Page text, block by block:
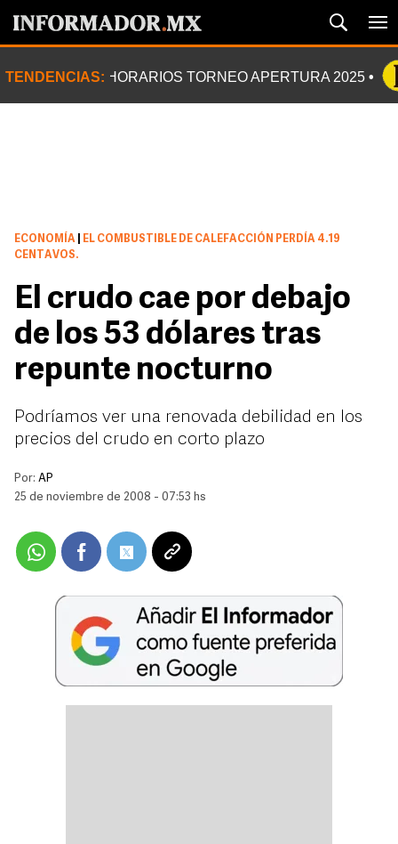
TENDENCIAS: HORARIOS TORNEO APERTURA 2025
ECONOMÍA
EL COMBUSTIBLE DE CALEFACCIÓN PERDÍA 4.19
CENTAVOS.
El crudo cae por debajo
de los 53 dólares tras
repunte nocturno
Podríamos ver una renovada debilidad en los
precios del crudo en corto plazo
Por: AP
25 de noviembre de 2008 - 07:53 hs